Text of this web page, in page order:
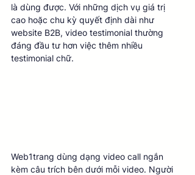
là dùng được. Với những dịch vụ giá trị
cao hoặc chu kỳ quyết định dài như
website B2B, video testimonial thường
đáng đầu tư hơn việc thêm nhiều
testimonial chữ.
Web1trang dùng dạng video call ngắn
kèm câu trích bên dưới mỗi video. Người